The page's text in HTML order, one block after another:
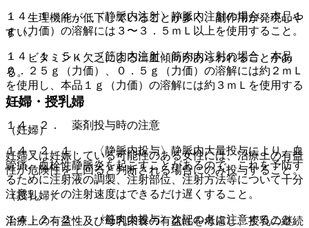
１４．１．４． 〈静脈内注射〉静脈内注射の場合、本品１
ｇ（力価）の溶解には３〜３．５ｍＬ以上を使用すること。
１４．１．５． 〈筋肉内注射〉筋肉内注射の場合、本品
０．２５ｇ（力価）、０．５ｇ（力価）の溶解には約２ｍＬ
を使用し、本品１ｇ（力価）の溶解には約３ｍＬを使用する
こと。
１４．２． 薬剤投与時の注意
１４．２．１． 〈静脈内投与〉静脈内大量投与により、血
管痛、血栓性静脈炎を起こすことがあるので、これを予防す
るために注射液の調製、注射部位、注射方法等について十分
注意し、その注射速度はできるだけ遅くすること。
１４．２．２． 〈筋肉内投与〉次記の点に注意すること。
・ 生理機能が低下していることが多く、副作用が発現しや
すい。
・ ビタミンＫ欠乏による出血傾向があらわれることがあ
る。
妊婦・授乳婦
（妊婦）
妊婦又は妊娠している可能性のある女性には、治療上の有益
性が危険性を上回ると判断される場合にのみ投与すること。
（授乳婦）
治療上の有益性及び母乳栄養の有益性を考慮し、授乳の継続